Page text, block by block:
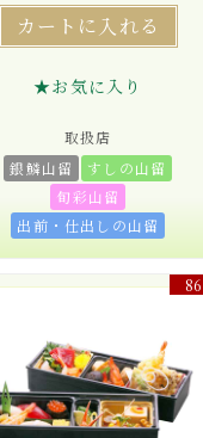
カートに入れる
★お気に入り
取扱店
銀鱗山留
すしの山留
旬彩山留
出前・仕出しの山留
86